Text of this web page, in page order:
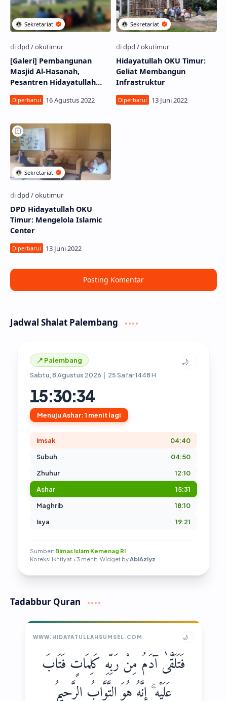
[Galeri] Pembangunan
Masjid Al-Hasanah,
Pesantren Hidayatullah
OKU Timur
Hidayatullah OKU Timur:
Geliat Membangun
Infrastruktur
DPD Hidayatullah OKU
Timur: Mengelola Islamic
Center
Posting Komentar
Jadwal Shalat Palembang
📍 Palembang
Sabtu, 8 Agustus 2026 | 25 Safar 1448 H
🌙
15:30:35
Menuju Ashar: 1 menit lagi
Imsak
04:40
Subuh
04:50
Zhuhur
12:10
Ashar
15:31
Maghrib
18:10
Isya
19:21
Sumber: Bimas Islam Kemenag RI
Koreksi Ikhtiyat +3 menit. Widget byAbiAziyz
Tadabbur Quran
WWW.HIDAYATULLAHSUMSEL.COM 🌙
فَتَلَقَّىٰ آدَمُ مِنْ رَبِّهِ كَلِمَاتٍ فَتَابَ
عَلَيْهِ ۚ إِنَّهُ هُوَ التَّوَّابُ الرَّحِيمُ